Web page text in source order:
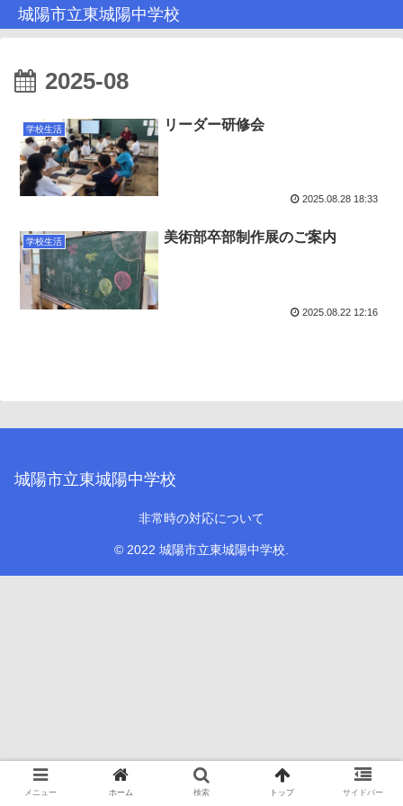
城陽市立東城陽中学校
2025-08
学校生活 リーダー研修会
2025.08.28 18:33
学校生活 美術部卒部制作展のご案内
2025.08.22 12:16
城陽市立東城陽中学校
非常時の対応について
© 2022 城陽市立東城陽中学校.
メニュー ホーム 検索 トップ サイドバー